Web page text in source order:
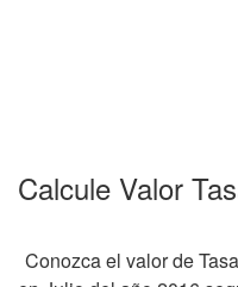
Calcule Valor
Conozca el valor de